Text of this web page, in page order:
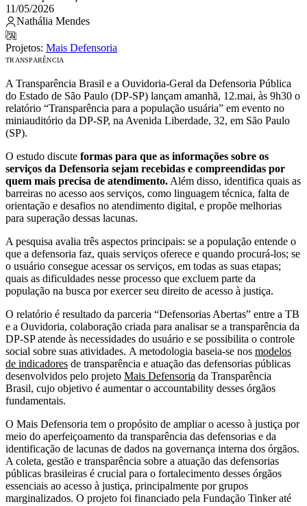
11/05/2026
Nathália Mendes
Projetos: Mais Defensoria
TRANSPARÊNCIA
A Transparência Brasil e a Ouvidoria-Geral da Defensoria Pública
do Estado de São Paulo (DP-SP) lançam amanhã, 12.mai, às 9h30 o
relatório “Transparência para a população usuária” em evento no
miniauditório da DP-SP, na Avenida Liberdade, 32, em São Paulo
(SP).
O estudo discute formas para que as informações sobre os
serviços da Defensoria sejam recebidas e compreendidas por
quem mais precisa de atendimento. Além disso, identifica quais as
barreiras no acesso aos serviços, como linguagem técnica, falta de
orientação e desafios no atendimento digital, e propõe melhorias
para superação dessas lacunas.
A pesquisa avalia três aspectos principais: se a população entende o
que a defensoria faz, quais serviços oferece e quando procurá-los; se
o usuário consegue acessar os serviços, em todas as suas etapas;
quais as dificuldades nesse processo que excluem parte da
população na busca por exercer seu direito de acesso à justiça.
O relatório é resultado da parceria “Defensorias Abertas” entre a TB
e a Ouvidoria, colaboração criada para analisar se a transparência da
DP-SP atende às necessidades do usuário e se possibilita o controle
social sobre suas atividades. A metodologia baseia-se nos modelos
de indicadores de transparência e atuação das defensorias públicas
desenvolvidos pelo projeto Mais Defensoria da Transparência
Brasil, cujo objetivo é aumentar o accountability desses órgãos
fundamentais.
O Mais Defensoria tem o propósito de ampliar o acesso à justiça por
meio do aperfeiçoamento da transparência das defensorias e da
identificação de lacunas de dados na governança interna dos órgãos.
A coleta, gestão e transparência sobre a atuação das defensorias
públicas brasileiras é crucial para o fortalecimento desses órgãos
essenciais ao acesso à justiça, principalmente por grupos
marginalizados. O projeto foi financiado pela Fundação Tinker até